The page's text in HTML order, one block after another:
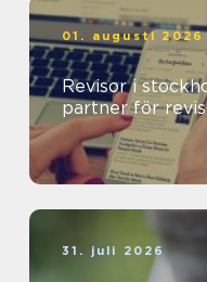
01. augusti 2026
Revisor i stockholm så väljer
partner för
31. juli 2026